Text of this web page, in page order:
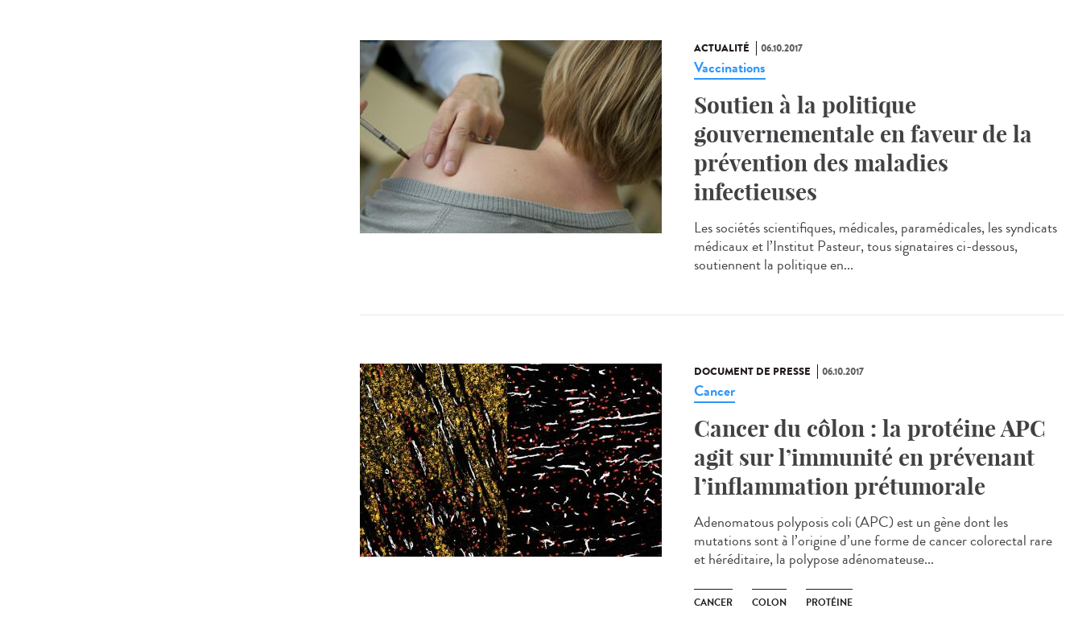
ACTUALITÉ 06.10.2017
Vaccinations
Soutien à la politique
gouvernementale en faveur de la
prévention des maladies
infectieuses
Les sociétés scientifiques, médicales, paramédicales, les syndicats
médicaux et l’Institut Pasteur, tous signataires ci-dessous,
soutiennent la politique en...
DOCUMENT DE PRESSE 06.10.2017
Cancer
Cancer du côlon : la protéine APC
agit sur l’immunité en prévenant
l’inflammation prétumorale
Adenomatous polyposis coli (APC) est un gène dont les
mutations sont à l’origine d’une forme de cancer colorectal rare
et héréditaire, la polypose adénomateuse...
CANCER COLON PROTÉINE